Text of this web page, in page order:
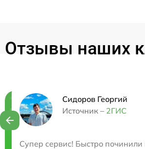
Отзывы наших
Сидоров Георгий
Источник – 2ГИС
Супер сервис! Быстро
Нужна